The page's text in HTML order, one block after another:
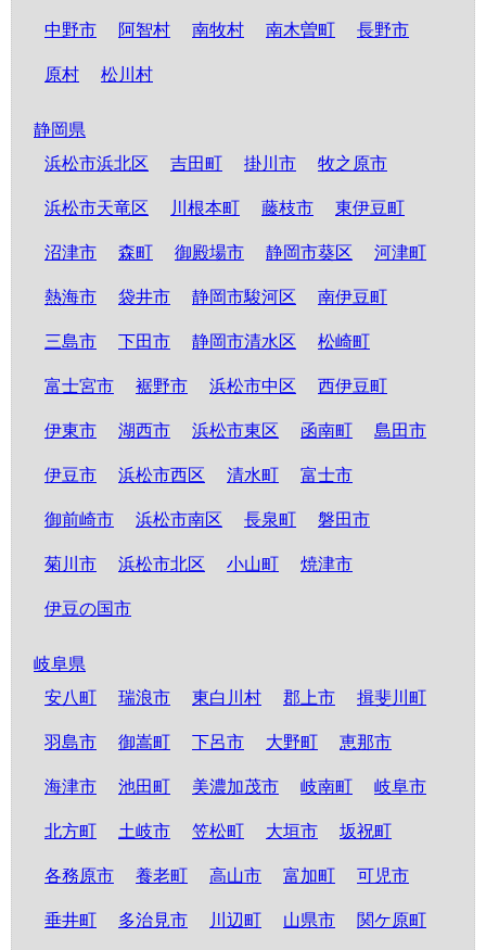
中野市 阿智村 南牧村 南木曽町 長野市
原村 松川村
静岡県
浜松市浜北区
吉田町 掛川市 牧之原市
浜松市天竜区 川根本町 藤枝市 東伊豆町
沼津市 森町 御殿場市 静岡市葵区 河津町
熱海市 袋井市 静岡市駿河区 南伊豆町
三島市 下田市 静岡市清水区 松崎町
富士宮市 裾野市 浜松市中区 西伊豆町
伊東市 湖西市 浜松市東区 函南町 島田市
伊豆市 浜松市西区 清水町 富士市
御前崎市 浜松市南区 長泉町 磐田市
菊川市 浜松市北区 小山町 焼津市
伊豆の国市
岐阜県
安八町
瑞浪市 東白川村 郡上市 揖斐川町
羽島市 御嵩町 下呂市 大野町 恵那市
海津市 池田町 美濃加茂市 岐南町 岐阜市
北方町 土岐市 笠松町 大垣市 坂祝町
各務原市 養老町 高山市 富加町 可児市
垂井町 多治見市 川辺町 山県市 関ケ原町